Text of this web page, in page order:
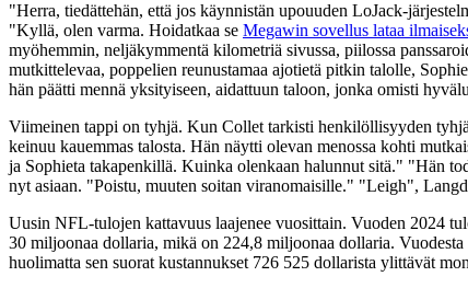
"Herra, tiedättehän, että jos käynnistän upouuden LoJack-
"Kyllä, olen varma. Hoidatkaa se Megawin sovellus lataa
myöhemmin, neljäkymmentä kilometriä sivussa, piilossa
mutkittelevaa, poppelien reunustamaa ajotietä pitkin talolle,
hän päätti mennä yksityiseen, aidattuun taloon, jonka omisti
Viimeinen tappi on tyhjä. Kun Collet tarkisti henkilöllisyyden
keinuu kauemmas talosta. Hän näytti olevan menossa kohti
ja Sophieta takapenkillä. Kuinka olenkaan halunnut sitä." "Hän
nyt asiaan. "Poistu, muuten soitan viranomaisille." "Leigh",
Uusin NFL-tulojen kattavuus laajenee vuosittain. Vuoden 2024
30 miljoonaa dollaria, mikä on 224,8 miljoonaa dollaria.
huolimatta sen suorat kustannukset 726 525 dollarista ylittävät